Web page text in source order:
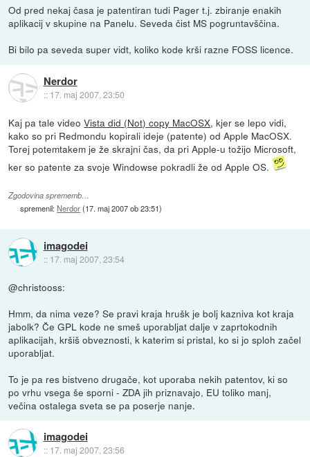
Od pred nekaj časa je patentiran tudi Pager t.j. zbiranje enakih
aplikacij v skupine na Panelu. Seveda čist MS pogruntavščina.
Bi bilo pa seveda super vidt, koliko kode krši razne FOSS licence.
Nerdor
:: 17. maj 2007, 23:50
Kaj pa tale videoVista did (Not) copy MacOSX, kjer se lepo vidi,
kako so pri Redmondu kopirali ideje (patente) od Apple MacOSX.
Torej potemtakem je že skrajni čas, da pri Apple-u tožijo Microsoft,
ker so patente za svoje Windowse pokradli že od Apple OS.
Zgodovina sprememb…
spremenil:Nerdor(17. maj 2007 ob 23:51)
imagodei
:: 17. maj 2007, 23:54
@christooss:
Hmm, da nima veze? Se pravi kraja hrušk je bolj kazniva kot kraja
jabolk? Če GPL kode ne smeš uporabljat dalje v zaprtokodnih
aplikacijah, kršiš obveznosti, k katerim si pristal, ko si jo sploh začel
uporabljat.
To je pa res bistveno drugače, kot uporaba nekih patentov, ki so
po vrhu vsega še sporni - ZDA jih priznavajo, EU toliko manj,
večina ostalega sveta se pa poserje nanje.
imagodei
:: 17. maj 2007, 23:56